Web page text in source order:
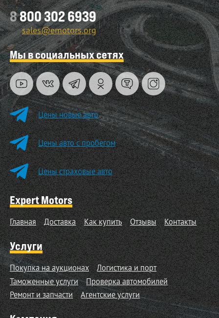
8800 302 6939
sales@emotors.org
Мы в социальных сетях
Цены новые авто
Цены авто с пробегом
Цены страховые авто
Expert Motors
Главная Доставка Как купить Отзывы Контакты
Услуги
Покупка на аукционах
Логистика и порт
Таможенные услуги
Проверка автомобилей
Ремонт и запчасти
Агентские услуги